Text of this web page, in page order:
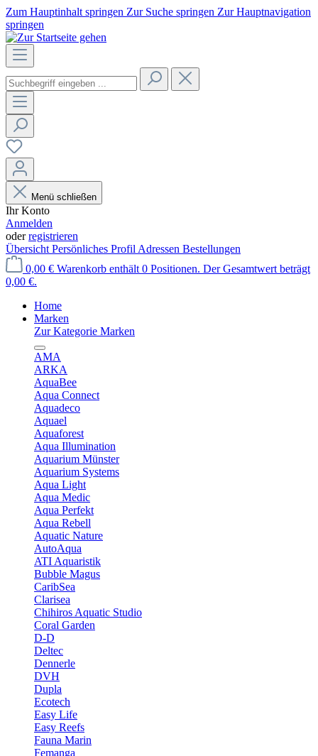
Zum Hauptinhalt springen Zur Suche springen Zur Hauptnavigation
springen
Menü schließen
Ihr Konto
Anmelden
oderregistrieren
Übersicht Persönliches Profil Adressen Bestellungen
0,00 € Warenkorb enthält 0 Positionen. Der Gesamtwert beträgt
0,00 €.
Home
Marken
Zur Kategorie Marken
AMA
ARKA
AquaBee
Aqua Connect
Aquadeco
Aquael
Aquaforest
Aqua Illumination
Aquarium Münster
Aquarium Systems
Aqua Light
Aqua Medic
Aqua Perfekt
Aqua Rebell
Aquatic Nature
AutoAqua
ATI Aquaristik
Bubble Magus
CaribSea
Clarisea
Chihiros Aquatic Studio
Coral Garden
D-D
Deltec
Dennerle
DVH
Dupla
Ecotech
Easy Life
Easy Reefs
Fauna Marin
Femanga